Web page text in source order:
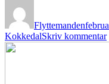
Flyttemanden
KokkedalSkriv kommentartil